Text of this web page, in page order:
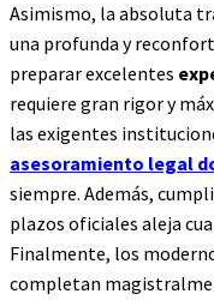
Asimismo, la absoluta
una profunda y
preparar excelentes
requiere gran rigor y
las exigentes
asesoramiento legal
siempre. Además,
plazos oficiales aleja
Finalmente, los
completan